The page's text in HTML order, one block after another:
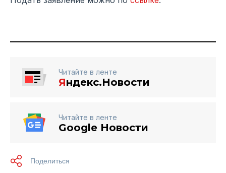
Читайте в ленте
Яндекс.Новости
Читайте в ленте
Google Новости